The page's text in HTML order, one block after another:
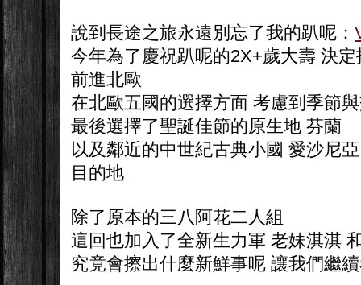
說到長途之旅永遠別忘了我的趴呢：
今年為了慶祝趴呢的2X+歲大壽 決
前進北歐
在北歐五國的選擇方面 考慮到季節
最後選擇了聖誕佳節的原生地 芬蘭
以及鄰近的中世紀古典小國 愛沙尼
目的地
除了原本的三八阿花二人組
這回也加入了全新生力軍 老妹淇淇
究竟會擦出什麼新鮮事呢 讓我們繼